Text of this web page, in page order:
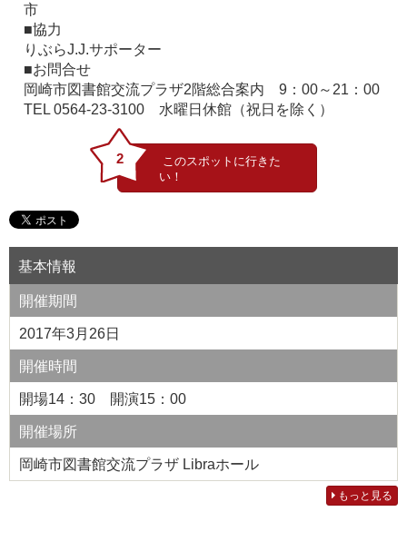
市
■協力
りぶらJ.J.サポーター
■お問合せ
岡崎市図書館交流プラザ2階総合案内 9：00～21：00
TEL 0564-23-3100 水曜日休館（祝日を除く）
2
基本情報
開催期間
2017年3月26日
開催時間
開場14：30 開演15：00
開催場所
岡崎市図書館交流プラザ Libraホール
もっと見る